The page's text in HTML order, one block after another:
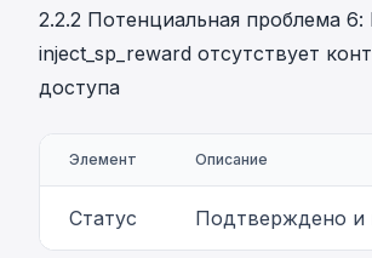
2.2.2 Потенциальная проблема 6:
inject_sp_reward отсутствует
доступа
Элемент Описание
Статус Подтверждено и